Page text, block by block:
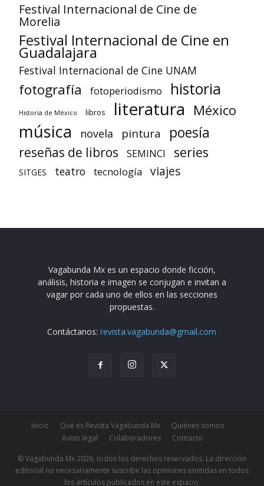
Festival Internacional de Cine de
Morelia
Festival Internacional de Cine en
Guadalajara
Festival Internacional de Cine UNAM
fotografía fotoperiodismo historia
Historia de México libros literatura México
música novela pintura poesía
reseñas de libros SEMINCI series
SITGES teatro tecnología viajes
Vagabunda Mx es un espacio donde ficción,
análisis, historia e imagen se conjugan e invitan a
vagar por cada uno de ellos en las secciones
propuestas.
Contáctanos:revista.vagabunda@gmail.com
Inicio Qué es Revista Vagabunda Mx
Quiénes somos
Aviso legal
Colaboradores Contacto
© Vagabunda Mx 2026, todos los derechos reservados. La dirección
editorial no necesariamente suscribe las opiniones emitidas en todos
los artículos publicados en este espacio.